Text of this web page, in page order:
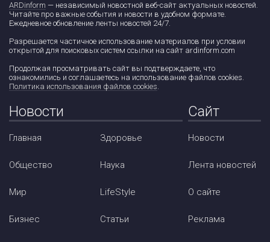
ARDinform — независимый новостной веб-сайт актуальных новостей.
Читайте про важные события и новости в удобном формате.
Ежедневное обновление ленты новостей 24/7.
Разрешается частичное использование материалов при условии
открытой для поисковых систем ссылки на сайт ardinform.com
Продолжая просматривать сайт вы подтверждаете, что
ознакомились и соглашаетесь на использование файлов cookies.
Политика использования файлов cookies.
Новости
Главная
Общество
Мир
Бизнес
Здоровье
Наука
LifeStyle
Статьи
Сайт
Новости
Лента новостей
О сайте
Реклама